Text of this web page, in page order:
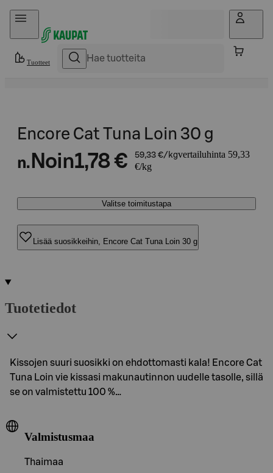
Hyppää sisältöön
Tuotteet
Encore Cat Tuna Loin 30 g
n. Noin1,78 € 59,33 €/kgvertailuhinta 59,33
€/kg
Valitse toimitustapa
Lisää suosikkeihin, Encore Cat Tuna Loin 30 g
Tuotetiedot
Kissojen suuri suosikki on ehdottomasti kala! Encore Cat
Tuna Loin vie kissasi makunautinnon uudelle tasolle, sillä
se on valmistettu 100 %…
Valmistusmaa
Thaimaa